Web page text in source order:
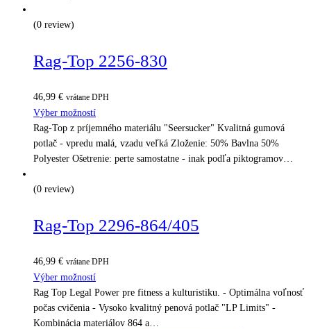
(0 review)
Rag-Top 2256-830
46,99 € vrátane DPH
Výber možností
Rag-Top z príjemného materiálu "Seersucker" Kvalitná gumová
potlač - vpredu malá, vzadu veľká Zloženie: 50% Bavlna 50%
Polyester Ošetrenie: perte samostatne - inak podľa piktogramov…
(0 review)
Rag-Top 2296-864/405
46,99 € vrátane DPH
Výber možností
Rag Top Legal Power pre fitness a kulturistiku. - Optimálna voľnosť
počas cvičenia - Vysoko kvalitný penová potlač "LP Limits" -
Kombinácia materiálov 864 a…